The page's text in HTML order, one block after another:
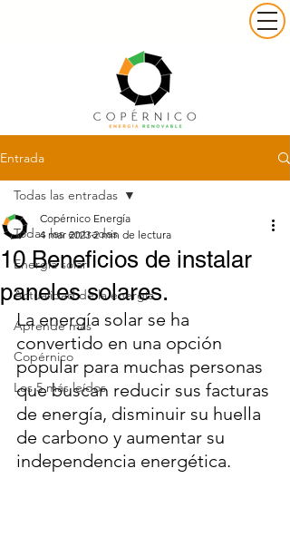
Entrada
Todas las entradas
Energía solar
Actualidad de la energía
Aprende más
Copérnico
Los 5 más leídos
Todas las entradas
10 Beneficios de instalar
paneles solares.
Copérnico Energía
4 mar 2023 2 min de lectura
La energía solar se ha
convertido en una opción
popular para muchas personas
que buscan reducir sus facturas
de energía, disminuir su huella
de carbono y aumentar su
independencia energética.